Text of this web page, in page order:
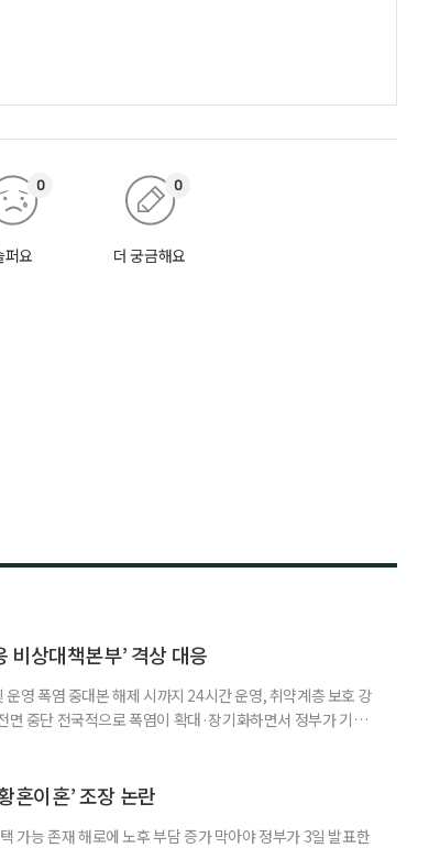
퍼요
0
더 궁금해요
0
상대책본부’ 격상 대응
영 폭염 중대본 해제 시까지 24시간 운영, 취약계층 보호 강
중단 전국적으로 폭염이 확대·장기화하면서 정부가 기존
이 전국적으로 확대되고 장기화한 데 따른 것이다. 기존에
혼이혼’ 조장 논란
가능 존재 해로에 노후 부담 증가 막아야 정부가 3일 발표한